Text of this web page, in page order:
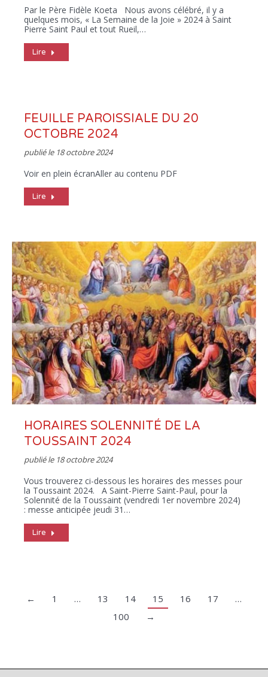
Par le Père Fidèle Koeta Nous avons célébré, il y a
quelques mois, « La Semaine de la Joie » 2024 à Saint
Pierre Saint Paul et tout Rueil,…
Lire
FEUILLE PAROISSIALE DU 20
OCTOBRE 2024
publié le 18 octobre 2024
Voir en plein écranAller au contenu PDF
Lire
HORAIRES SOLENNITÉ DE LA
TOUSSAINT 2024
publié le 18 octobre 2024
Vous trouverez ci-dessous les horaires des messes pour
la Toussaint 2024. A Saint-Pierre Saint-Paul, pour la
Solennité de la Toussaint (vendredi 1er novembre 2024)
: messe anticipée jeudi 31…
Lire
← 1 … 13 14 15 16 17
…
100
→